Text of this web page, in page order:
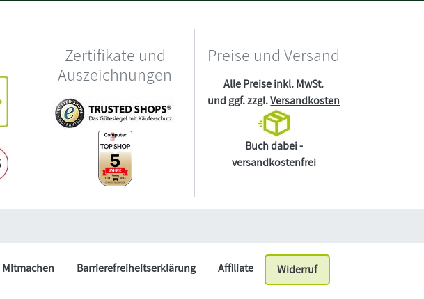
Zertifikate und
Auszeichnungen
Preise und Versand
Alle Preise inkl. MwSt.
und ggf. zzgl.Versandkosten
Buch dabei -
versandkostenfrei
Mitmachen Barrierefreiheitserklärung Affiliate Widerruf